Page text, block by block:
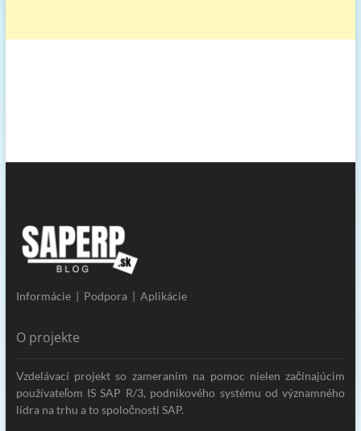
Informácie | Podpora | Aplikácie
O projekte
Vzdelávací projekt so zameraním na pomoc nielen začínajúcim
používateľom IS SAP R/3, podnikového systému od významného
lídra na trhu a to spoločnosti SAP.